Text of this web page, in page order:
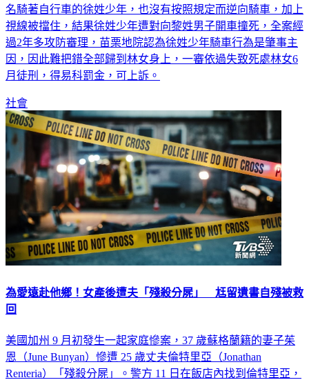
名騎著自行車的徐姓少年，也沒有按照規定而逆向騎車，加上
視線被擋住，結果徐姓少年遭對向黎姓男子開車撞死，全案經
過2年多攻防審理，苗栗地院認為徐姓少年騎車行為是肇事主
因，因此難把錯全部歸到林女身上，一審依過失致死處林女6
月徒刑，得易科罰金，可上訴。
社會
為愛遠赴他鄉！女產後遭夫「殘殺分屍」 尪留遺書自殘被救
回
美國加州 9 月初發生一起家庭慘案，37 歲蘇格蘭籍的妻子茱
恩（June Bunyan）慘遭 25 歲丈夫倫特里亞（Jonathan
Renteria）「殘殺分屍」。警方 11 日在飯店內找到倫特里亞，